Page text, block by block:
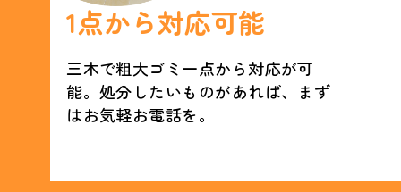
1点から対応可能
三木で粗大ゴミ一点から対応が可
能。処分したいものがあれば、まず
はお気軽お電話を。